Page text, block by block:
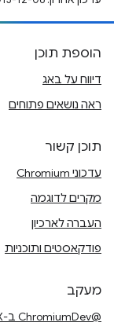
הוספת תוכן
דיווח על באג
ראה נושאים פתוחים
תוכן קשור
עדכוני Chromium
מקרים לדוגמה
העברה לארכיון
פודקאסטים ותוכניות
מעקב
@ChromiumDev ב-X